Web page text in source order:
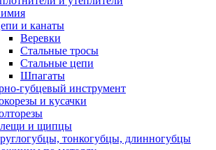
и канаты
Веревки
Стальные тросы
Стальные цепи
Шпагаты
губцевый инструмент
и кусачки
и щипцы
тонкогубцы, длинногубцы